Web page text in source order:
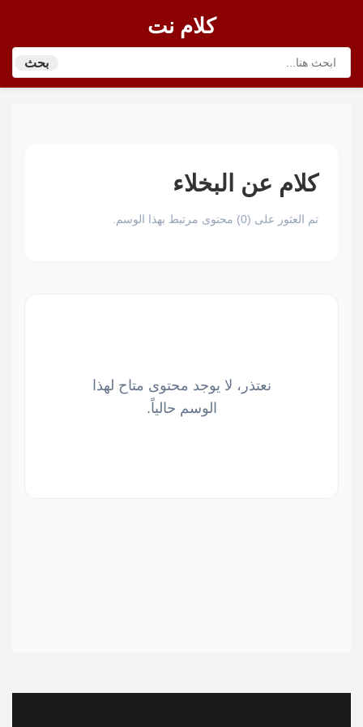
كلام نت
بحث
كلام عن البخلاء
تم العثور على (0) محتوى مرتبط بهذا الوسم.
نعتذر، لا يوجد محتوى متاح لهذا
الوسم حالياً.